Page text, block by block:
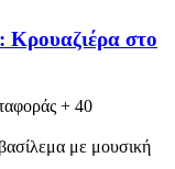
στο
+ 40
με μουσική